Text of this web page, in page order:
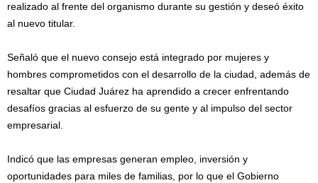
realizado al frente del organismo durante su gestión y deseó éxito
al nuevo titular.
Señaló que el nuevo consejo está integrado por mujeres y
hombres comprometidos con el desarrollo de la ciudad, además de
resaltar que Ciudad Juárez ha aprendido a crecer enfrentando
desafíos gracias al esfuerzo de su gente y al impulso del sector
empresarial.
Indicó que las empresas generan empleo, inversión y
oportunidades para miles de familias, por lo que el Gobierno